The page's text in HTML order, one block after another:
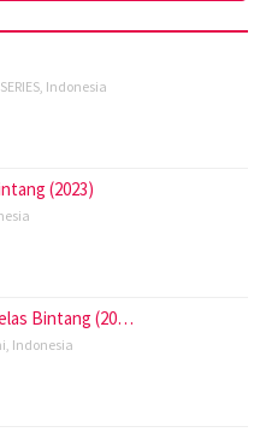
Indonesia
(2023)
Bintang (20…
Indonesia